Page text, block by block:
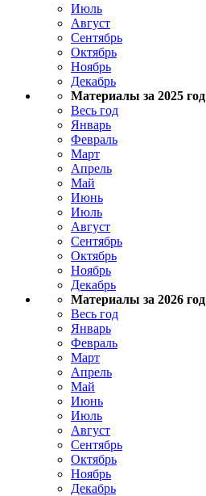
Июль
Август
Сентябрь
Октябрь
Ноябрь
Декабрь
Материалы за 2025 год
Весь год
Январь
Февраль
Март
Апрель
Май
Июнь
Июль
Август
Сентябрь
Октябрь
Ноябрь
Декабрь
Материалы за 2026 год
Весь год
Январь
Февраль
Март
Апрель
Май
Июнь
Июль
Август
Сентябрь
Октябрь
Ноябрь
Декабрь